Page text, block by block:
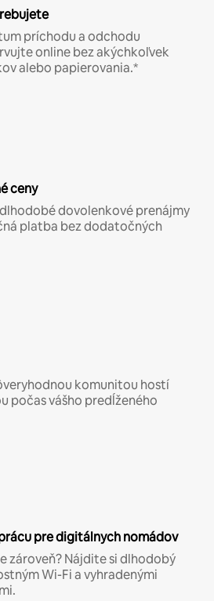
príchodu a odchodu
online bez akýchkoľvek
alebo papierovania.*
ceny
dovolenkové prenájmy
platba bez dodatočných
komunitou hostí
počas vášho predĺženého
pre digitálnych nomádov
zároveň? Nájdite si dlhodobý
Wi-Fi a vyhradenými